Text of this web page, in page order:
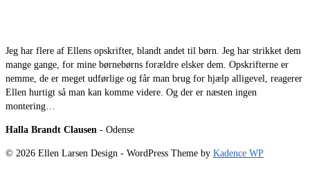
Jeg har flere af Ellens opskrifter, blandt andet til børn. Jeg har strikket dem
mange gange, for mine børnebørns forældre elsker dem. Opskrifterne er
nemme, de er meget udførlige og får man brug for hjælp alligevel, reagerer
Ellen hurtigt så man kan komme videre. Og der er næsten ingen
montering…
Halla Brandt Clausen - Odense
© 2026 Ellen Larsen Design - WordPress Theme by Kadence WP